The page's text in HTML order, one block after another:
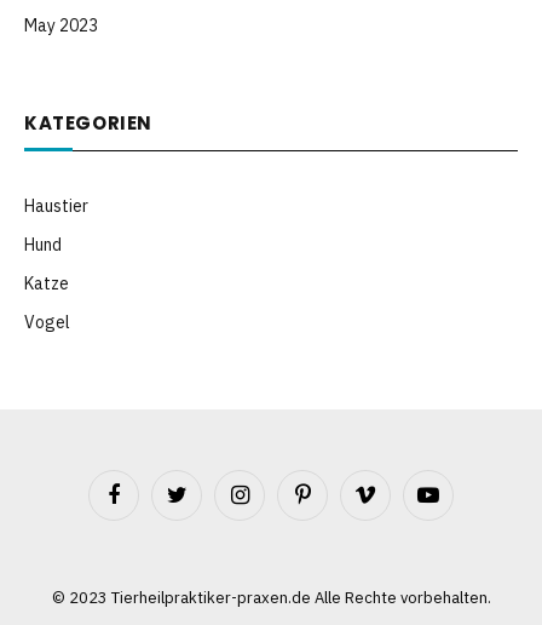
May 2023
KATEGORIEN
Haustier
Hund
Katze
Vogel
FacebookTwitter InstagramPinterestVimeo YouTube
©️ 2023 Tierheilpraktiker-praxen.de Alle Rechte vorbehalten.